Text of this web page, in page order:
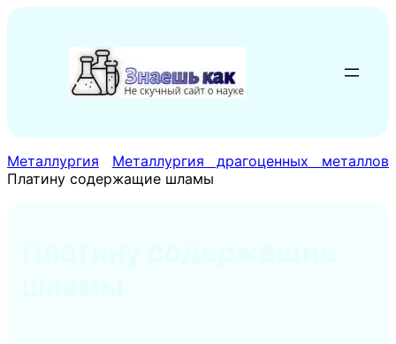
содержимому
Металлургия
Металлургия драгоценных металлов
Платину содержащие шламы